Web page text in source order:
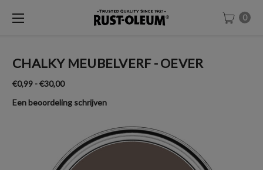
0
CHALKY MEUBELVERF - OEVER
€0,99 - €30,00
Een beoordeling schrijven